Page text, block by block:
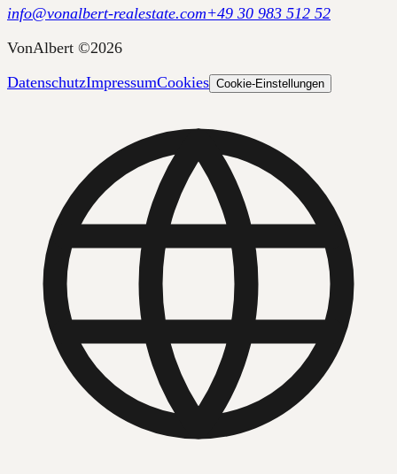
info@vonalbert-realestate.com+49 30 983 512 52
VonAlbert ©2026
DatenschutzImpressumCookies Cookie-Einstellungen